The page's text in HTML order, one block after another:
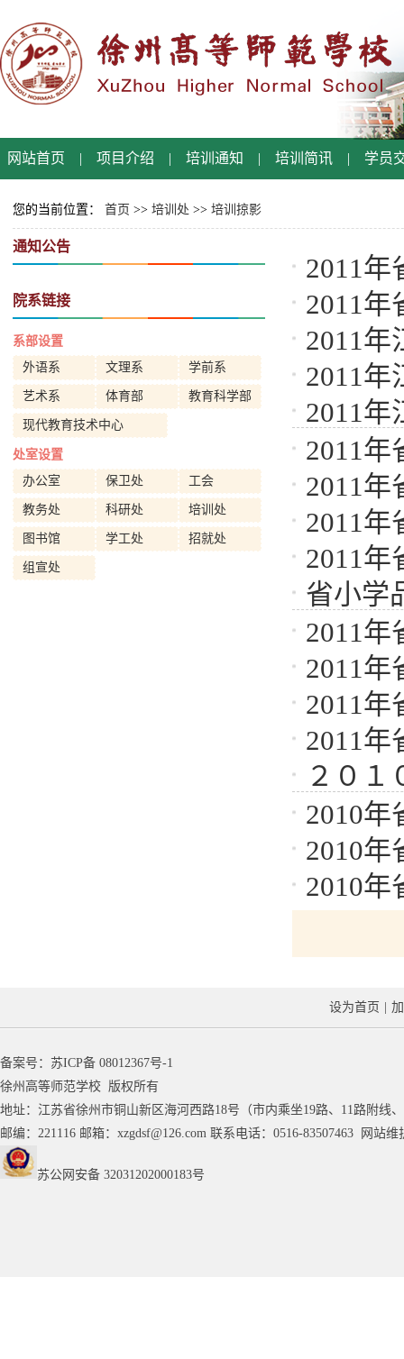
网站首页 | 项目介绍 | 培训通知 | 培训简讯 | 学员
您的当前位置： 首页 >> 培训处 >> 培训掠影
通知公告
院系链接
系部设置
外语系
文理系 学前系
艺术系 体育部 教育科学部
现代教育技术中心
处室设置
办公室
保卫处 工会
教务处 科研处 培训处
图书馆 学工处 招就处
组宣处
2011年
2011年
2011年
2011年
2011年
2011年
2011年
2011年
2011年
省小学
2011年
2011年
2011年
2011年
２０１
2010年
2010年
2010年
设为首页
备案号： 苏ICP备 08012367号-1
徐州高等师范学校 版权所有
地址：江苏省徐州市铜山新区海河西路18号（市内乘坐19路、11路附线
邮编：221116 邮箱： xzgdsf@126.com 联系电话：0516-83507463 网站
苏公网安备 32031202000183号